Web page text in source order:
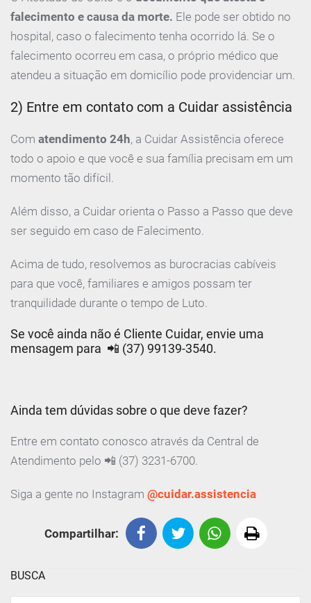
falecimento e causa da morte. Ele pode ser obtido no
hospital, caso o falecimento tenha ocorrido lá. Se o
falecimento ocorreu em casa, o próprio médico que
atendeu a situação em domicílio pode providenciar um.
2) Entre em contato com a Cuidar assistência
Com atendimento 24h, a Cuidar Assistência oferece
todo o apoio e que você e sua família precisam em um
momento tão difícil.
Além disso, a Cuidar orienta o Passo a Passo que deve
ser seguido em caso de Falecimento.
Acima de tudo, resolvemos as burocracias cabíveis
para que você, familiares e amigos possam ter
tranquilidade durante o tempo de Luto. ⠀
Se você ainda não é Cliente Cuidar, envie uma
mensagem para 📲 (37) 99139-3540. ⠀
Ainda tem dúvidas sobre o que deve fazer?
Entre em contato conosco através da Central de
Atendimento pelo 📲 (37) 3231-6700.
Siga a gente no Instagram @cuidar.assistencia
Compartilhar:
BUSCA